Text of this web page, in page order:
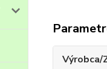
Výrobca/